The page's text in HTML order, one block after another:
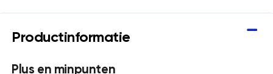
Productinformatie
Plus en minpunten